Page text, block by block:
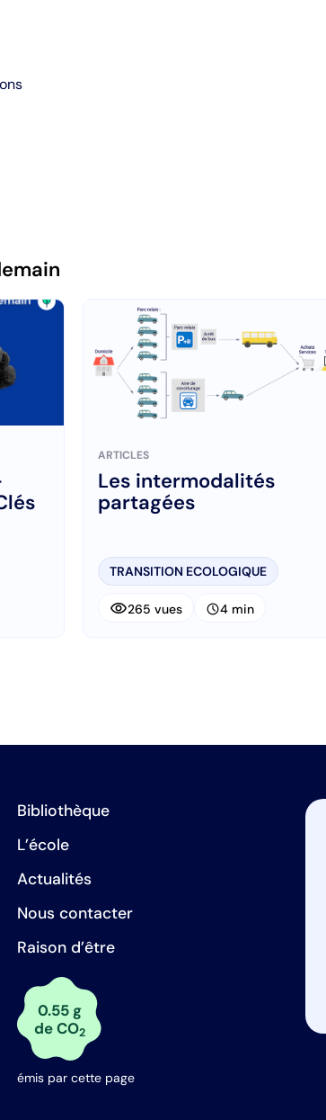
ARTICLES
Les intermodalités
partagées
TRANSITION ECOLOGIQUE
visibility265 vues schedule4 min
Bibliothèque
L’école
Actualités
Nous contacter
Raison d’être
0.55 g
de CO2
émis par cette page